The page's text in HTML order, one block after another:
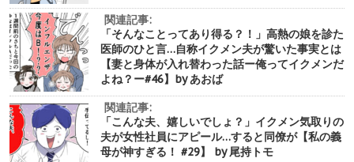
関連記事:
「そんなことってあり得る？！」高熱の娘を診た
医師のひと言…自称イクメン夫が驚いた事実とは
【妻と身体が入れ替わった話ー俺ってイクメンだ
よね？ー#46】by あおば
関連記事:
「こんな夫、嬉しいでしょ？」イクメン気取りの
夫が女性社員にアピール…すると同僚が【私の義
母が神すぎる！ #29】 by 尾持トモ